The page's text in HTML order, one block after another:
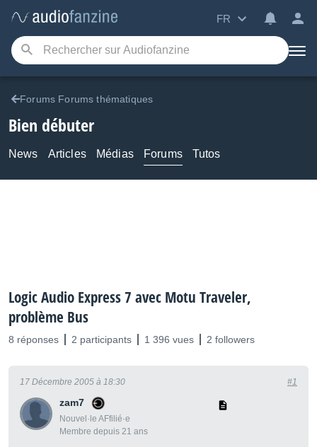
FR
Forums Forums thématiques
Bien débuter
News Articles Médias Forums Tutos
Logic Audio Express 7 avec Motu Traveler,
problème Bus
8 réponses 2 participants 1 396 vues 2 followers
zam7
Nouvel·le AFfilié·e
Membre depuis 21 ans
17 Décembre 2005 à 18:30 #1